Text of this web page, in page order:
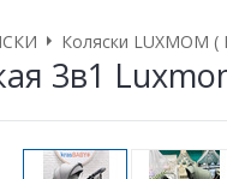
Коляски LUXMOM (
3в1